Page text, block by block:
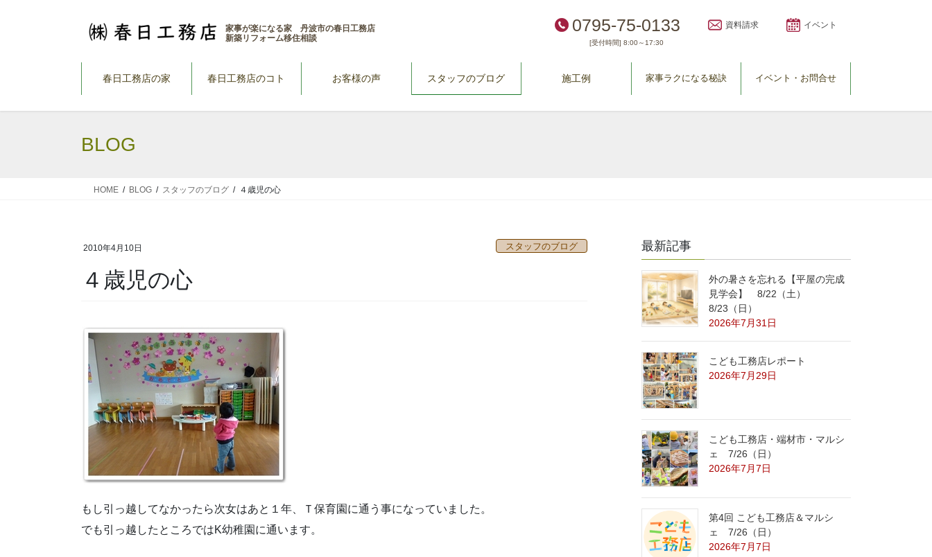
家事が楽になる家 丹波市の春日工務店
新築リフォーム移住相談
0795-75-0133
[受付時間] 8:00～17:30
資料請求 イベント
春日工務店の家 春日工務店のコト お客様の声 スタッフのブログ 施工例 家事ラクになる秘訣 イベント・お問合せ
BLOG
HOME BLOG スタッフのブログ ４歳児の心
2010年4月10日 スタッフのブログ
４歳児の心
もし引っ越してなかったら次女はあと１年、Ｔ保育園に通う事になっていました。
でも引っ越したところではK幼稚園に通います。
最新記事
外の暑さを忘れる【平屋の完成
見学会】 8/22（土）
8/23（日）
2026年7月31日
こども工務店レポート
2026年7月29日
こども工務店・端材市・マルシ
ェ 7/26（日）
2026年7月7日
第4回 こども工務店＆マルシ
ェ 7/26（日）
2026年7月7日